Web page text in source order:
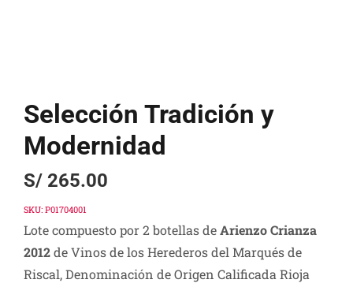
Selección Tradición y
Modernidad
S/265.00
SKU: P01704001
Lote compuesto por 2 botellas deArienzo Crianza
2012de Vinos de los Herederos del Marqués de
Riscal, Denominación de Origen Calificada Rioja